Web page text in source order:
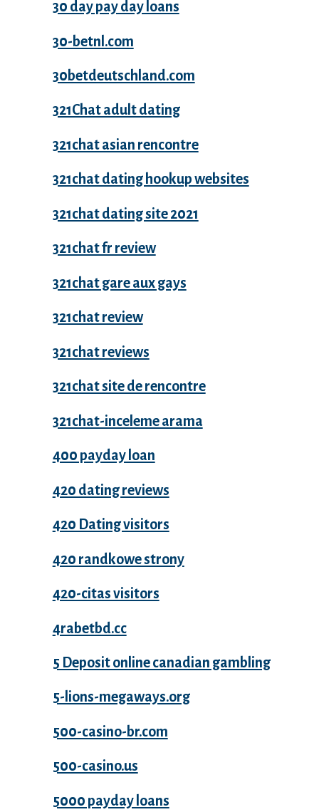
30 day pay day loans
30-betnl.com
30betdeutschland.com
321Chat adult dating
321chat asian rencontre
321chat dating hookup websites
321chat dating site 2021
321chat fr review
321chat gare aux gays
321chat review
321chat reviews
321chat site de rencontre
321chat-inceleme arama
400 payday loan
420 dating reviews
420 Dating visitors
420 randkowe strony
420-citas visitors
4rabetbd.cc
5 Deposit online canadian gambling
5-lions-megaways.org
500-casino-br.com
500-casino.us
5000 payday loans